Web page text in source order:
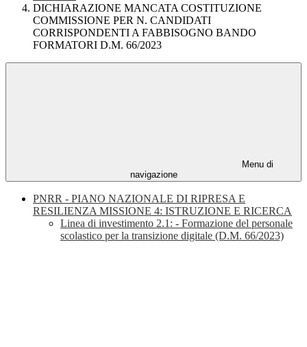
DICHIARAZIONE MANCATA COSTITUZIONE
COMMISSIONE PER N. CANDIDATI
CORRISPONDENTI A FABBISOGNO BANDO
FORMATORI D.M. 66/2023
Menu di
navigazione
PNRR - PIANO NAZIONALE DI RIPRESA E
RESILIENZA MISSIONE 4: ISTRUZIONE E RICERCA
Linea di investimento 2.1: - Formazione del personale
scolastico per la transizione digitale (D.M. 66/2023)